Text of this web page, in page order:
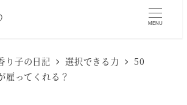
MENU
り子の日記 選択できる力
50
雇ってくれる？